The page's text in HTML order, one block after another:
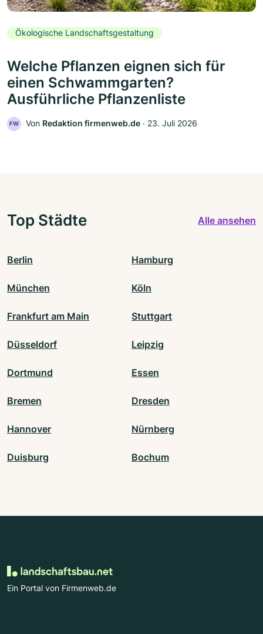
Ökologische Landschaftsgestaltung
Welche Pflanzen eignen sich für
einen Schwammgarten?
Ausführliche Pflanzenliste
FW Von Redaktion firmenweb.de ‧ 23. Juli 2026
Top Städte Alle ansehen
Berlin Hamburg
München Köln
Frankfurt am Main Stuttgart
Düsseldorf Leipzig
Dortmund Essen
Bremen Dresden
Hannover Nürnberg
Duisburg Bochum
Ein Portal von Firmenweb.de